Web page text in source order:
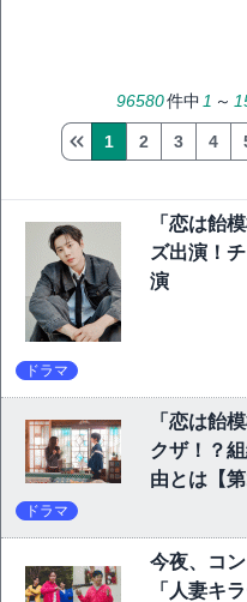
96580件中 1 ～
1 2 3 4
「恋は飴
ズ出演！
演
ドラマ
「恋は飴
クザ！？
由とは【第
ドラマ
今夜、コ
「人妻キ